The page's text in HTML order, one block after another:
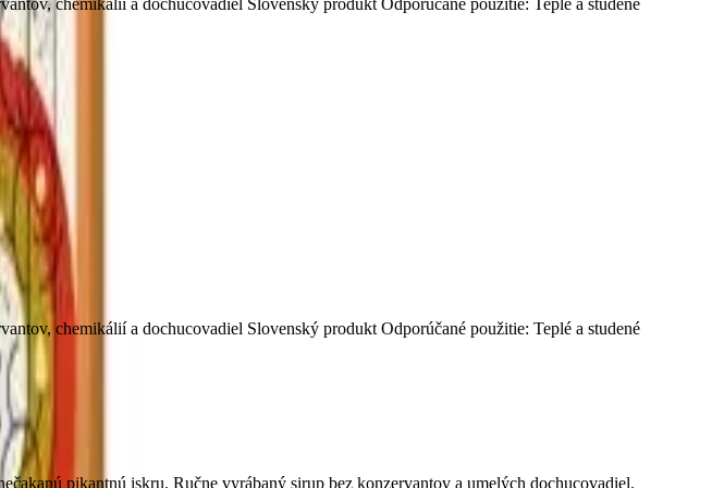
chemikálií a dochucovadiel Slovenský produkt Odporúčané použitie: Teplé a studené
pikantnú iskru. Ručne vyrábaný sirup bez konzervantov a umelých dochucovadiel.